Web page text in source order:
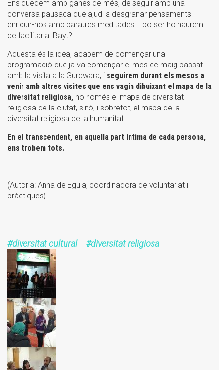
Ens quedem amb ganes de més, de seguir amb una
conversa pausada que ajudi a desgranar pensaments i
enriquir-nos amb paraules meditades... potser ho haurem
de facilitar al Bayt?
Aquesta és la idea, acabem de començar una
programació que ja va començar el mes de maig passat
amb la visita a la Gurdwara, i seguirem durant els mesos a
venir amb altres visites que ens vagin dibuixant el mapa de la
diversitat religiosa, no només el mapa de diversitat
religiosa de la ciutat, sinó, i sobretot, el mapa de la
diversitat religiosa de la humanitat.
En el transcendent, en aquella part íntima de cada persona,
ens trobem tots.
(Autoria: Anna de Eguia, coordinadora de voluntariat i
pràctiques)
diversitat cultural diversitat religiosa